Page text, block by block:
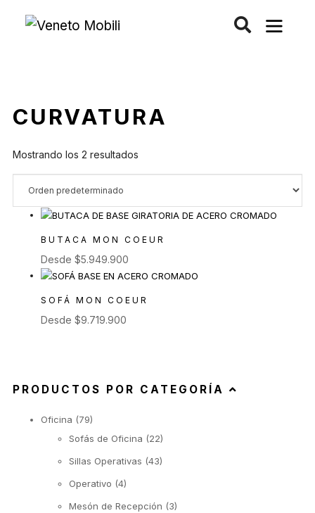
CURVATURA
Mostrando los 2 resultados
BUTACA MON COEUR
Desde $5.949.900
SOFÁ MON COEUR
Desde $9.719.900
PRODUCTOS POR CATEGORÍA
Oficina (79)
Sofás de Oficina (22)
Sillas Operativas (43)
Operativo (4)
Mesón de Recepción (3)